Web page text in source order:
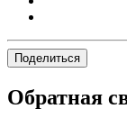
Поделиться
Обратная